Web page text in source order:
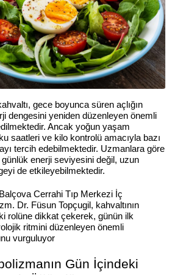
gece boyunca süren açlığın
dengesini yeniden düzenleyen önemli
Ancak yoğun yaşam
saatleri ve kilo kontrolü amacıyla bazı
tercih edebilmektedir. Uzmanlara göre
günlük enerji seviyesini değil, uzun
de etkileyebilmektedir.
Cerrahi Tıp Merkezi İç
Dr. Füsun Topçugil, kahvaltının
rolüne dikkat çekerek, günün ilk
ritmini düzenleyen önemli
vurguluyor
Gün İçindeki